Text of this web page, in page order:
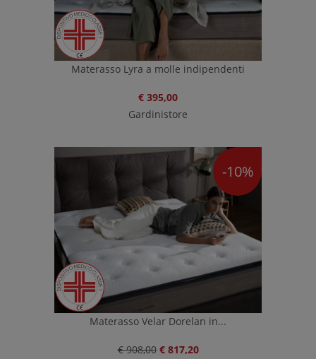
Materasso Lyra a molle indipendenti
€ 395,00
Gardinistore
-10%
Materasso Velar Dorelan in...
€ 908,00 € 817,20